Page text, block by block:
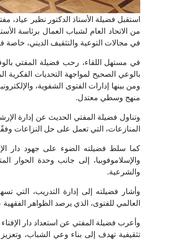
استقبل فضيلة الأستاذ الدكتور نظير عياد،
من الاتحاد العام لشباب العمال برئاسة
في مجالات التوعية والتثقيف الديني، خاصة
في مستهل اللقاء، رحب فضيلة المفتي
بالوعي الصحيح لمواجهة التحديات الفكرية
ومن بينها إدارات الفتوى الشفوية،
منهج وسطي معتدل.
وتناول فضيلة المفتي الحديث عن إدارة
المنازعات، التي تعمل على حل النزاعات
كما سلط فضيلته الضوء على جهود دار
والإسلاموفوبيا، إلى جانب وحدة الحوار
والشرعية.
وأشار فضيلته إلى إدارة التدريب، التي
العالمي للفتوى، الذي يرصد الظواهر
وأعرب فضيلة المفتي عن استعداد دار
تثقيفية تهدف إلى بناء وعي الشباب،